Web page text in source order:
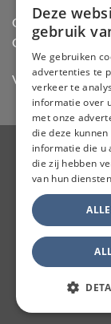
Officiële dealer
Officiële advisor
Vertrouwd door
Visa
JAPANSE
Copyright
Deze
gebruik
We gebruiken
advertenties te
verkeer te
informatie over
met onze
die deze
informatie die u
die zij hebben
van hun